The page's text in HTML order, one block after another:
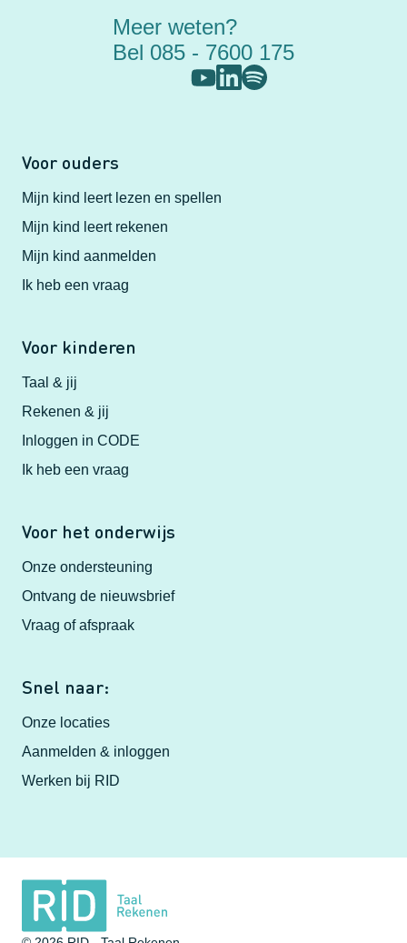
Meer weten?
Bel 085 - 7600 175
Voor ouders
Mijn kind leert lezen en spellen
Mijn kind leert rekenen
Mijn kind aanmelden
Ik heb een vraag
Voor kinderen
Taal & jij
Rekenen & jij
Inloggen in CODE
Ik heb een vraag
Voor het onderwijs
Onze ondersteuning
Ontvang de nieuwsbrief
Vraag of afspraak
Snel naar:
Onze locaties
Aanmelden & inloggen
Werken bij RID